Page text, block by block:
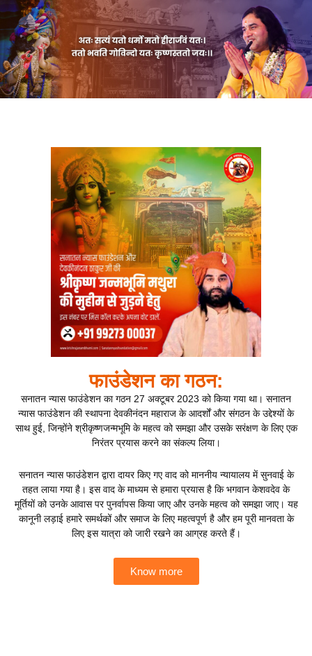
फाउंडेशन का गठन:
सनातन न्यास फाउंडेशन का गठन 27 अक्टूबर 2023 को किया गया था। सनातन
न्यास फाउंडेशन की स्थापना देवकीनंदन महाराज के आदर्शों और संगठन के उद्देश्यों के
साथ हुई, जिन्होंने श्रीकृष्णजन्मभूमि के महत्व को समझा और उसके सरंक्षण के लिए एक
निरंतर प्रयास करने का संकल्प लिया।
सनातन न्यास फाउंडेशन द्वारा दायर किए गए वाद को माननीय न्यायालय में सुनवाई के
तहत लाया गया है। इस वाद के माध्यम से हमारा प्रयास है कि भगवान केशवदेव के
मूर्तियों को उनके आवास पर पुनर्वापस किया जाए और उनके महत्व को समझा जाए। यह
कानूनी लड़ाई हमारे समर्थकों और समाज के लिए महत्वपूर्ण है और हम पूरी मानवता के
लिए इस यात्रा को जारी रखने का आग्रह करते हैं।
Know more